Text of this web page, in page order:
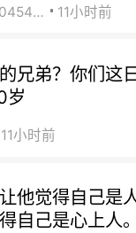
街友90454511 11小时前
兄弟？你们这
岁
11小时前
他觉得自己是
自己是心上人。